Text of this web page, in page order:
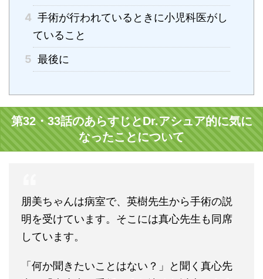
4 手術が行われているときに小児科医がし
ていること
5 最後に
第32・33話のあらすじとDr.アシュア的に気に
なったことについて
朋美ちゃんは病室で、英樹先生から手術の説
明を受けています。そこには真心先生も同席
しています。
「何か聞きたいことはない？」と聞く真心先